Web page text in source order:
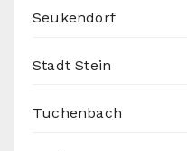
Seukendorf
Stadt Stein
Tuchenbach